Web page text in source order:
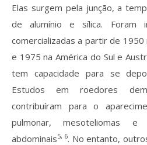
Elas surgem pela junção, a
de alumínio e sílica. Foram
comercializadas a partir de 1950
e 1975 na América do Sul e
tem capacidade para se
Estudos em roedores
contribuíram para o
pulmonar, mesoteliomas e
abdominais5, 6. No entanto,